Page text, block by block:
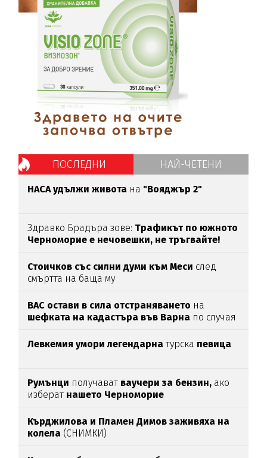
ПОСЛЕДНИ НАЙ-ЧЕТЕНИ
НАСА удължи живота на "Вояджър 2"
Здравко Брадъра зове: Трафикът по южното
Черноморие е нечовешки, не тръгвайте!
Стоичков със силни думи към Меси след
смъртта на баща му
ВАС остави в сила отстраняването на
шефката на кадастъра във Варна по случая
Левкемия умори легендарна турска певица
Румънци получават ваучери за бензин, ако
изберат нашето Черноморие
Кърджилова и Пламен Димов заживяха на
колела (СНИМКИ)